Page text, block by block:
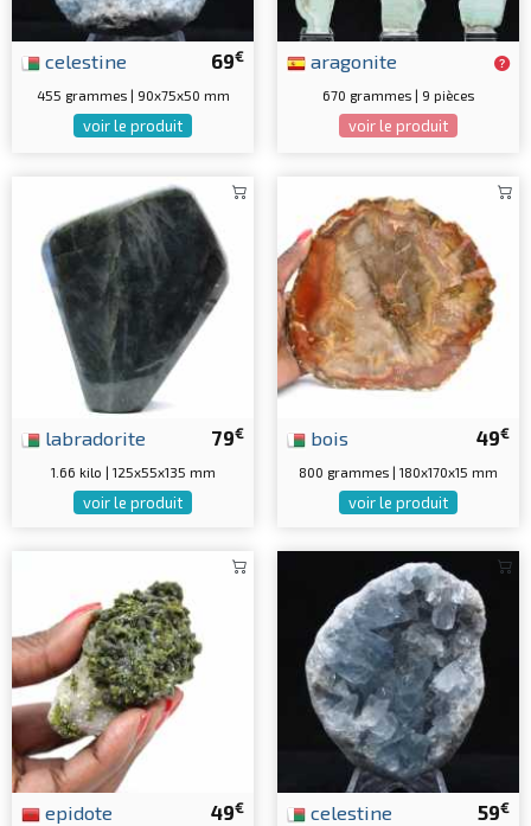
69€
celestine
455 grammes | 90x75x50 mm
voir le produit
aragonite
670 grammes | 9 pièces
voir le produit
79€
labradorite
1.66 kilo | 125x55x135 mm
voir le produit
49€
bois
800 grammes | 180x170x15 mm
voir le produit
49€
epidote 59€
celestine